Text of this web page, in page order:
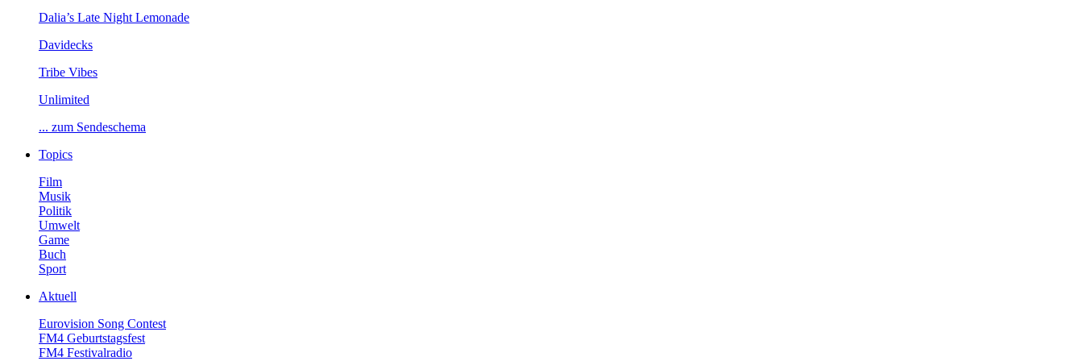
Dalia’sLateNightLemonade
Davidecks
TribeVibes
Unlimited
...zumSendeschema
Topics
Film
Musik
Politik
Umwelt
Game
Buch
Sport
Aktuell
EurovisionSongContest
FM4Geburtstagsfest
FM4Festivalradio